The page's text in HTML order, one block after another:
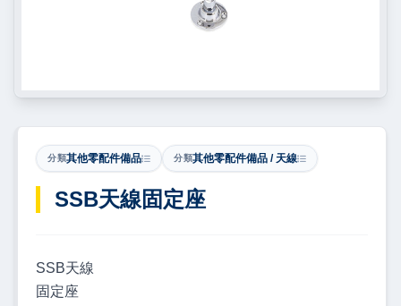
分類其他零配件備品 分類其他零配件備品 / 天線
​SSB天線固定座
SSB天線
固定座